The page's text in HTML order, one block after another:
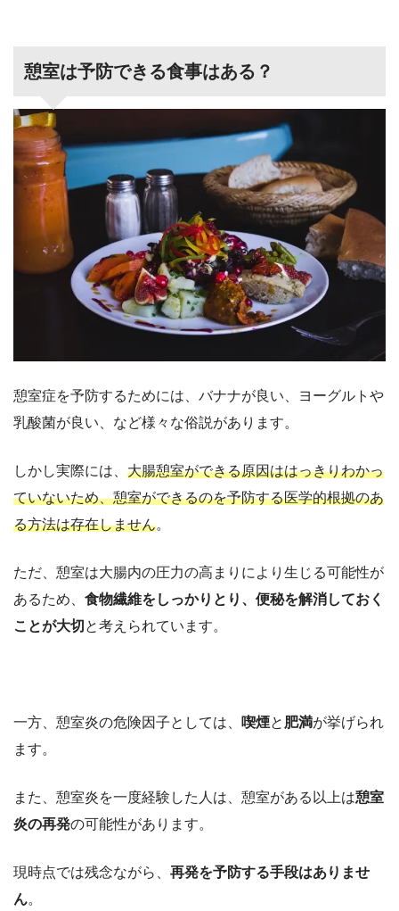
憩室は予防できる食事はある？
憩室症を予防するためには、バナナが良い、ヨーグルトや
乳酸菌が良い、など様々な俗説があります。
しかし実際には、 大腸憩室ができる原因ははっきりわかっ
ていないため、憩室ができるのを予防する医学的根拠のあ
る方法は存在しません。
ただ、憩室は大腸内の圧力の高まりにより生じる可能性が
あるため、 食物繊維をしっかりとり、便秘を解消しておく
ことが大切 と考えられています。
一方、憩室炎の危険因子としては、 喫煙と 肥満が挙げられ
ます。
また、憩室炎を一度経験した人は、憩室がある以上は憩室
炎の再発の可能性があります。
現時点では残念ながら、 再発を予防する手段はありませ
ん。